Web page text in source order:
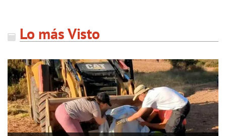
Lo más Visto